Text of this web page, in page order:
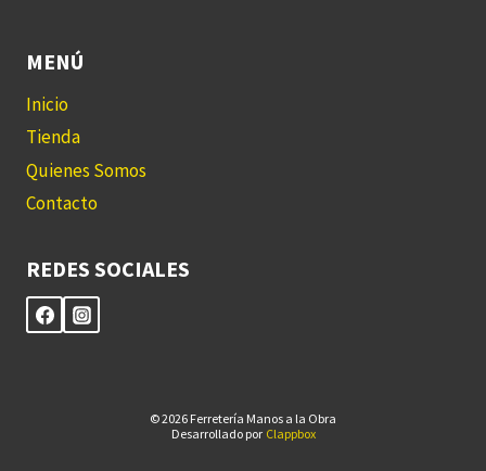
MENÚ
Inicio
Tienda
Quienes Somos
Contacto
REDES SOCIALES
© 2026 Ferretería Manos a la Obra
Desarrollado por Clappbox